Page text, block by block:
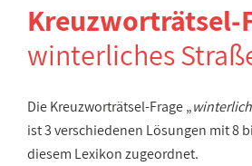
Kreuzworträtsel-
winterliches
Die Kreuzworträtsel-Frage „
ist 3 verschiedenen Lösungen mit 8
diesem Lexikon zugeordnet.